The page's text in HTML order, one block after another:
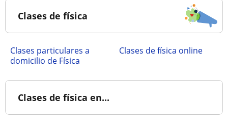
Clases de física
clases particulares a
domicilio de Física
Clases de física online
Clases de física en...